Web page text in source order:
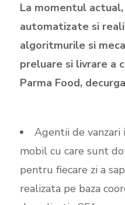
La momentul
automatizate si
algoritmurile si
preluare si livrare a
Parma Food,
Agentii de vanzari
mobil cu care sunt
pentru fiecare zi a
realizata pe baza